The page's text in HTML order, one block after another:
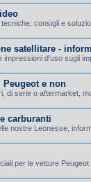
consigli e
satellitare -
impressioni d'uso sugli
Peugeot e non
di serie o aftermarket,
carburanti
nostre Leonesse,
per le vetture Peugeot